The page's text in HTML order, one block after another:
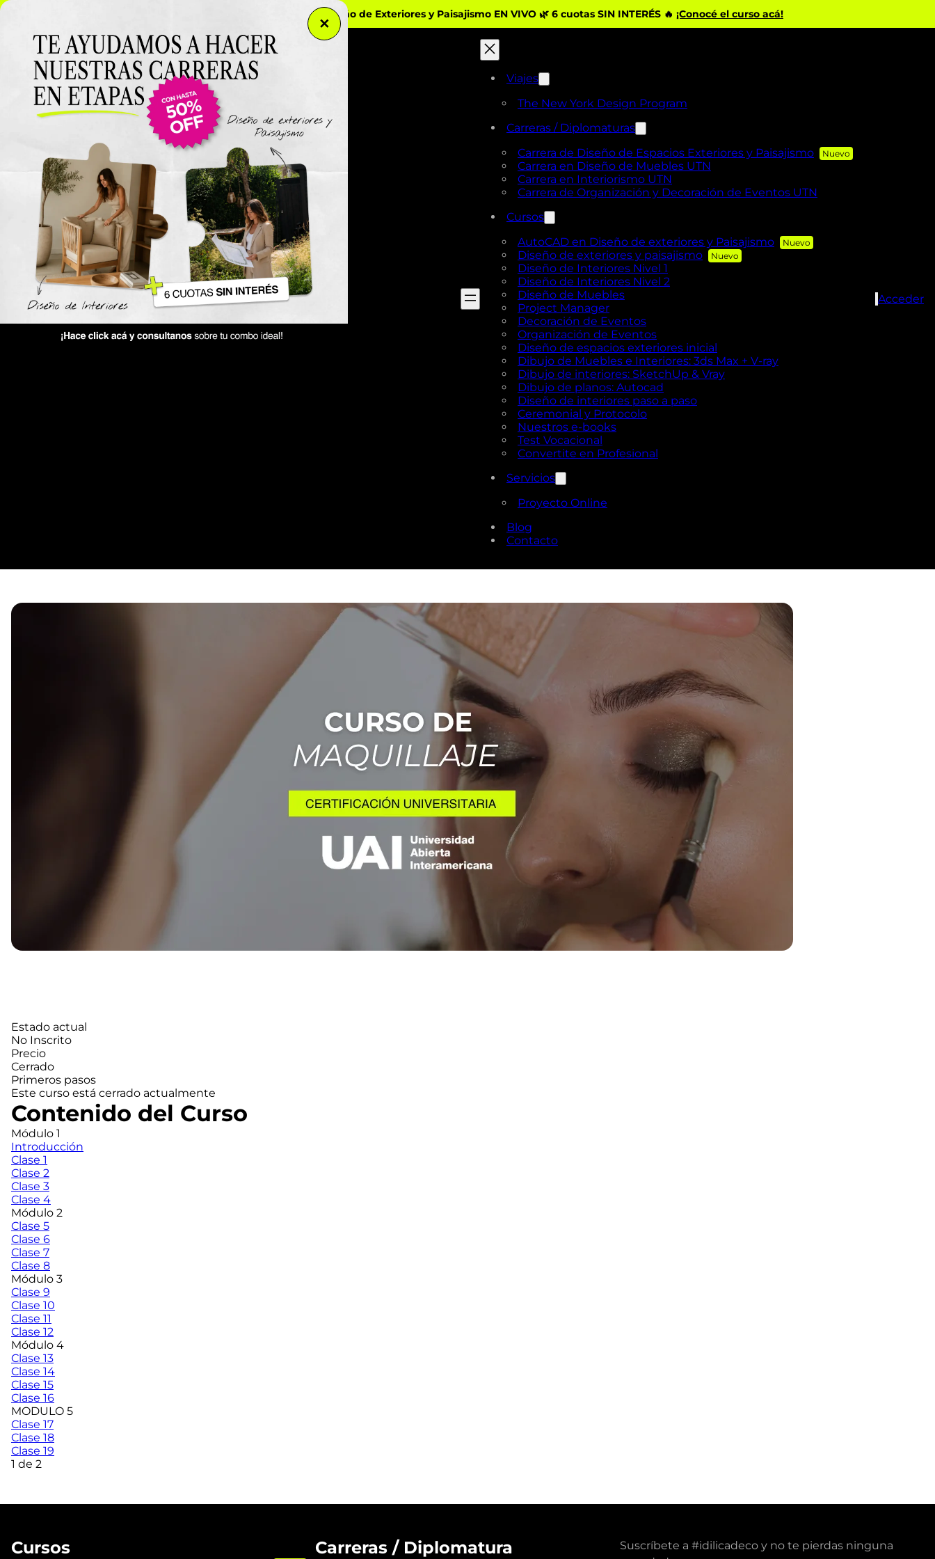
NUEVO LANZAMIENTO: Curso de Diseño de Exteriores y Paisajismo EN VIVO 🌿 6 cuotas SIN INTERÉS 🔥 ¡Conocé el curso acá!
Viajes
The New York Design Program
Carreras / Diplomaturas
Carrera de Diseño de Espacios Exteriores y Paisajismo
Carrera en Diseño de Muebles UTN
Carrera en Interiorismo UTN
Carrera de Organización y Decoración de Eventos UTN
Cursos
AutoCAD en Diseño de exteriores y Paisajismo
Diseño de exteriores y paisajismo
Diseño de Interiores Nivel 1
Diseño de Interiores Nivel 2
Diseño de Muebles
Project Manager
Decoración de Eventos
Organización de Eventos
Diseño de espacios exteriores inicial
Dibujo de Muebles e Interiores: 3ds Max + V-ray
Dibujo de interiores: SketchUp & Vray
Dibujo de planos: Autocad
Diseño de interiores paso a paso
Ceremonial y Protocolo
Nuestros e-books
Test Vocacional
Convertite en Profesional
Servicios
Proyecto Online
Blog
Contacto
Acceder
Estado actual
No Inscrito
Precio
Cerrado
Primeros pasos
Este curso está cerrado actualmente
Contenido del Curso
Módulo 1
Introducción
Clase 1
Clase 2
Clase 3
Clase 4
Módulo 2
Clase 5
Clase 6
Clase 7
Clase 8
Módulo 3
Clase 9
Clase 10
Clase 11
Clase 12
Módulo 4
Clase 13
Clase 14
Clase 15
Clase 16
MODULO 5
Clase 17
Clase 18
Clase 19
1 de 2
Cursos Carreras / Diplomatura
Suscríbete a #idilicadeco y no te pierdas ninguna
✕